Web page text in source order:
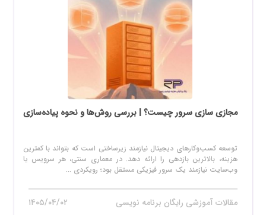
مجازی سازی سرور چیست؟ | بررسی روش‌ها و نحوه پیاده‌سازی
توسعه کسب‌وکارهای دیجیتال نیازمند زیرساختی است که بتواند با کمترین
هزینه، بالاترین بازدهی را ارائه دهد. در معماری سنتی، هر سرویس یا
وب‌سایت نیازمند یک سرور فیزیکی مستقل بود؛ رویکردی ...
مقالات آموزشی رایگان برنامه نویسی ۱۴۰۵/۰۴/۰۲